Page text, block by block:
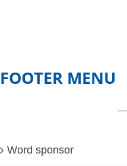
FOOTER MENU
Word sponsor